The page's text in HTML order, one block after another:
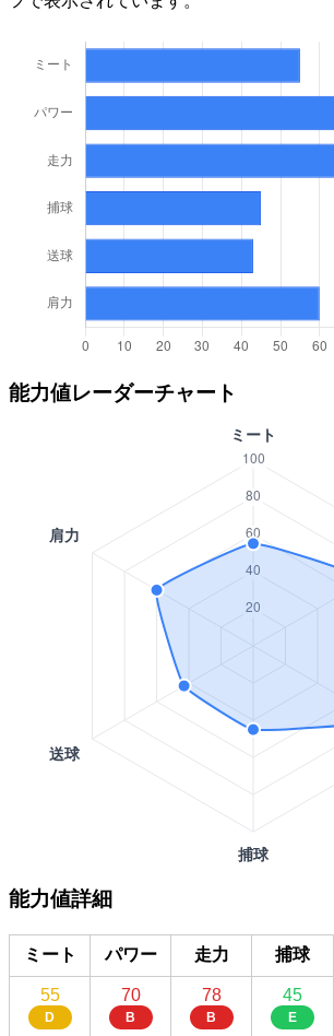
能力値レーダーチャート
能力値詳細
ミート パワー 走力 捕球
55
D
70
B
78
B
45
E